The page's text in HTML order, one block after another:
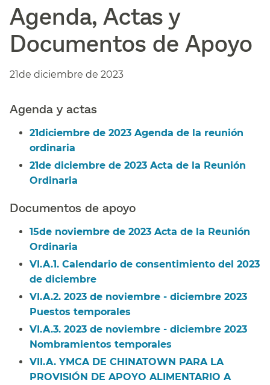
Agenda, Actas y
Documentos de Apoyo​​
21de diciembre de 2023​​
Agenda y actas​​
21diciembre de 2023 Agenda de la reunión
ordinaria​​
21de diciembre de 2023 Acta de la Reunión
Ordinaria​​
Documentos de apoyo​​
15de noviembre de 2023 Acta de la Reunión
Ordinaria​​
VI.A.1. Calendario de consentimiento del 2023
de diciembre​​
VI.A.2. 2023 de noviembre - diciembre 2023
Puestos temporales​​
VI.A.3. 2023 de noviembre - diciembre 2023
Nombramientos temporales​​
VII.A. YMCA DE CHINATOWN PARA LA
PROVISIÓN DE APOYO ALIMENTARIO A